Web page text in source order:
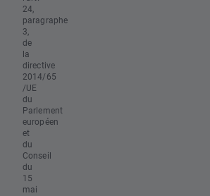
24,
paragraphe
3,
de
la
directive
2014/65
/UE
du
Parlement
européen
et
du
Conseil
du
15
mai